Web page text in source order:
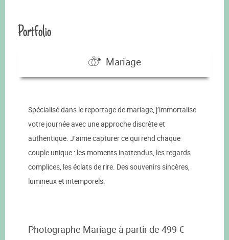
Portfolio
Mariage
Spécialisé dans le reportage de mariage, j’immortalise
votre journée avec une approche discrète et
authentique. J’aime capturer ce qui rend chaque
couple unique : les moments inattendus, les regards
complices, les éclats de rire. Des souvenirs sincères,
lumineux et intemporels.
Photographe Mariage à partir de 499 €